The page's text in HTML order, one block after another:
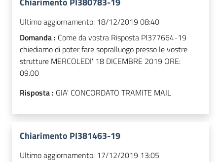
Ultimo aggiornamento: 18/12/2019 08:40
Domanda : Come da vostra Risposta PI377664-19
chiediamo di poter fare sopralluogo presso le vostre
strutture MERCOLEDI' 18 DICEMBRE 2019 ORE:
09.00
Risposta : GIA' CONCORDATO TRAMITE MAIL
Chiarimento PI381463-19
Ultimo aggiornamento: 17/12/2019 13:05